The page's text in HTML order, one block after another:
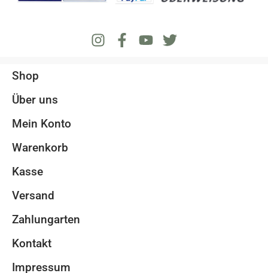
Shop
Über uns
Mein Konto
Warenkorb
Kasse
Versand
Zahlungarten
Kontakt
Impressum